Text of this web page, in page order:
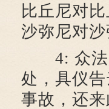
比丘尼对
沙弥尼对沙
4: 众法
处，具仪
事故，还